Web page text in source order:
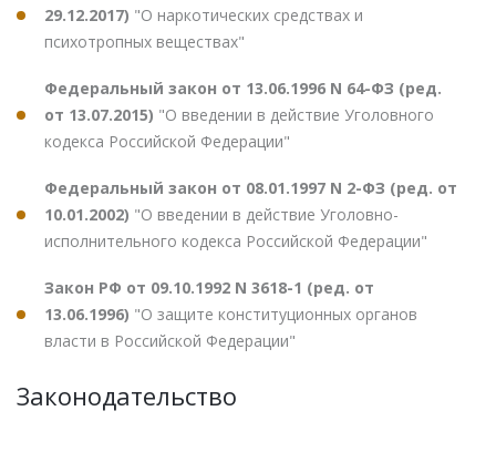
29.12.2017) "О наркотических средствах и
психотропных веществах"
Федеральный закон от 13.06.1996 N 64-ФЗ (ред.
от 13.07.2015) "О введении в действие Уголовного
кодекса Российской Федерации"
Федеральный закон от 08.01.1997 N 2-ФЗ (ред. от
10.01.2002) "О введении в действие Уголовно-
исполнительного кодекса Российской Федерации"
Закон РФ от 09.10.1992 N 3618-1 (ред. от
13.06.1996) "О защите конституционных органов
власти в Российской Федерации"
Законодательство